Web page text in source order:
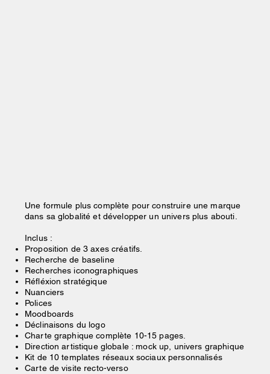
Une formule plus complète pour construire une marque
dans sa globalité et développer un univers plus abouti.
Inclus :
Proposition de 3 axes créatifs.
Recherche de baseline
Recherches iconographiques
Réfléxion stratégique
Nuanciers
Polices
Moodboards
Déclinaisons du logo
Charte graphique complète 10-15 pages.
Direction artistique globale : mock up, univers graphique
Kit de 10 templates réseaux sociaux personnalisés
Carte de visite recto-verso